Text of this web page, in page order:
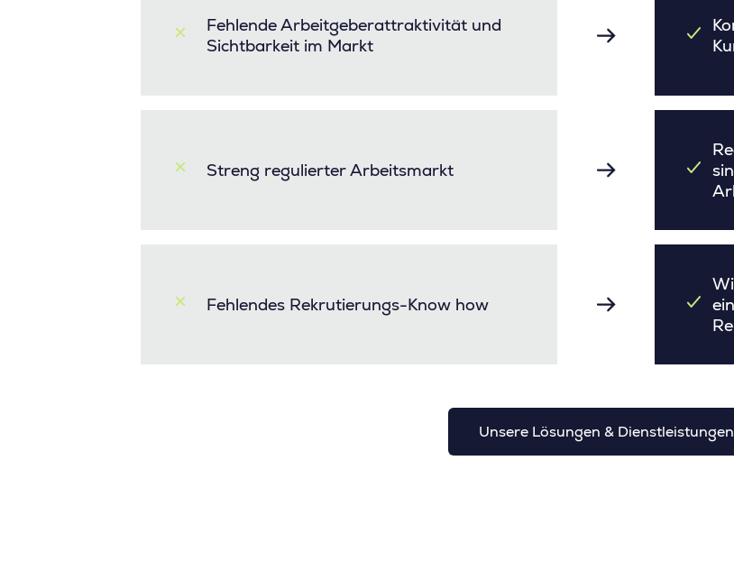
Fehlende Arbeitgeberattraktivität und
Sichtbarkeit im Markt
Streng regulierter Arbeitsmarkt
Fehlendes Rekrutierungs-Know how
Unsere Lösungen & Dienstleistungen